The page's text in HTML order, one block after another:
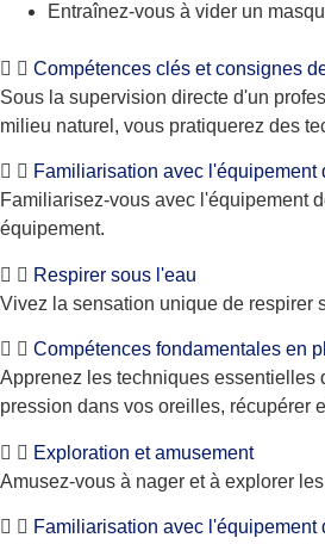
Entraînez-vous à vider un
Compétences clés et consignes
Sous la supervision directe d'un
milieu naturel, vous pratiquerez des
Familiarisation avec l'équipement
Familiarisez-vous avec l'équipement
équipement.
Respirer sous l'eau
Vivez la sensation unique de respirer
Compétences fondamentales en
Apprenez les techniques essentielles
pression dans vos oreilles, récupérer
Exploration et amusement
Amusez-vous à nager et à explorer
Familiarisation avec l'équipement